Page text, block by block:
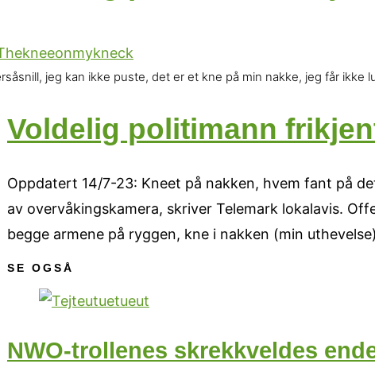
jeg kan ikke puste, det er et kne på min nakke, jeg får
Voldelig politimann
Oppdatert 14/7-23: Kneet på nakken, hvem fant på
av overvåkingskamera, skriver Telemark lokalavis.
begge armene på ryggen, kne i nakken (min
SE OGSÅ
NWO-trollenes skrekkveldes